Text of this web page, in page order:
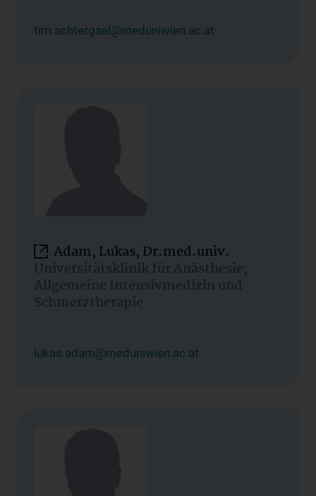
tim.achtergael@meduniwien.ac.at
Adam, Lukas, Dr.med.univ.
Universitätsklinik für Anästhesie,
Allgemeine Intensivmedizin und
Schmerztherapie
lukas.adam@meduniwien.ac.at